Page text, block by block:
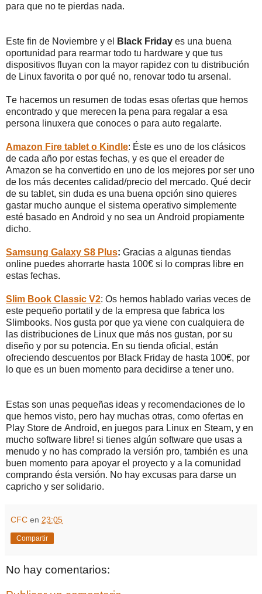
para que no te pierdas nada.
Este fin de Noviembre y el Black Friday es una buena
oportunidad para rearmar todo tu hardware y que tus
dispositivos fluyan con la mayor rapidez con tu distribución
de Linux favorita o por qué no, renovar todo tu arsenal.
Te hacemos un resumen de todas esas ofertas que hemos
encontrado y que merecen la pena para regalar a esa
persona linuxera que conoces o para auto regalarte.
Amazon Fire tablet o Kindle: Éste es uno de los clásicos
de cada año por estas fechas, y es que el ereader de
Amazon se ha convertido en uno de los mejores por ser uno
de los más decentes calidad/precio del mercado. Qué decir
de su tablet, sin duda es una buena opción sino quieres
gastar mucho aunque el sistema operativo simplemente
esté basado en Android y no sea un Android propiamente
dicho.
Samsung Galaxy S8 Plus: Gracias a algunas tiendas
online puedes ahorrarte hasta 100€ si lo compras libre en
estas fechas.
Slim Book Classic V2: Os hemos hablado varias veces de
este pequeño portatil y de la empresa que fabrica los
Slimbooks. Nos gusta por que ya viene con cualquiera de
las distribuciones de Linux que más nos gustan, por su
diseño y por su potencia. En su tienda oficial, están
ofreciendo descuentos por Black Friday de hasta 100€, por
lo que es un buen momento para decidirse a tener uno.
Estas son unas pequeñas ideas y recomendaciones de lo
que hemos visto, pero hay muchas otras, como ofertas en
Play Store de Android, en juegos para Linux en Steam, y en
mucho software libre! si tienes algún software que usas a
menudo y no has comprado la versión pro, también es una
buen momento para apoyar el proyecto y a la comunidad
comprando ésta versión. No hay excusas para darse un
capricho y ser solidario.
CFC en 23:05
Compartir
No hay comentarios: